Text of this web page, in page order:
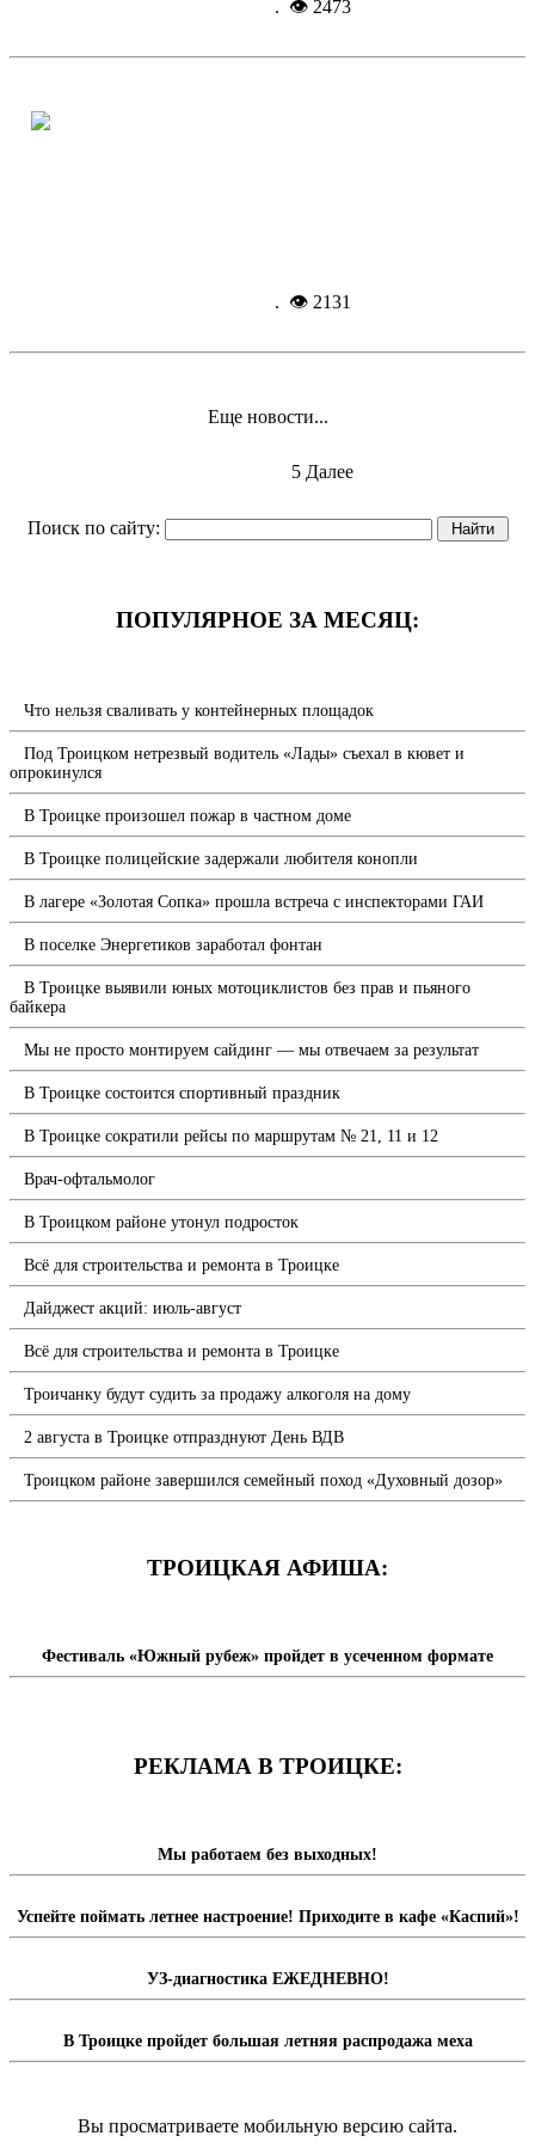
. 👁 2473
. 👁 2131
Еще новости...
5 Далее
Поиск по сайту:
ПОПУЛЯРНОЕ ЗА МЕСЯЦ:
Что нельзя сваливать у контейнерных площадок
Под Троицком нетрезвый водитель «Лады» съехал в кювет и
опрокинулся
В Троицке произошел пожар в частном доме
В Троицке полицейские задержали любителя конопли
В лагере «Золотая Сопка» прошла встреча с инспекторами ГАИ
В поселке Энергетиков заработал фонтан
В Троицке выявили юных мотоциклистов без прав и пьяного
байкера
Мы не просто монтируем сайдинг — мы отвечаем за результат
В Троицке состоится спортивный праздник
В Троицке сократили рейсы по маршрутам № 21, 11 и 12
Врач-офтальмолог
В Троицком районе утонул подросток
Всё для строительства и ремонта в Троицке
Дайджест акций: июль-август
Всё для строительства и ремонта в Троицке
Троичанку будут судить за продажу алкоголя на дому
2 августа в Троицке отпразднуют День ВДВ
Троицком районе завершился семейный поход «Духовный дозор»
ТРОИЦКАЯ АФИША:
Фестиваль «Южный рубеж» пройдет в усеченном формате
РЕКЛАМА В ТРОИЦКЕ:
Мы работаем без выходных!
Успейте поймать летнее настроение! Приходите в кафе «Каспий»!
УЗ-диагностика ЕЖЕДНЕВНО!
В Троицке пройдет большая летняя распродажа меха
Вы просматриваете мобильную версию сайта.